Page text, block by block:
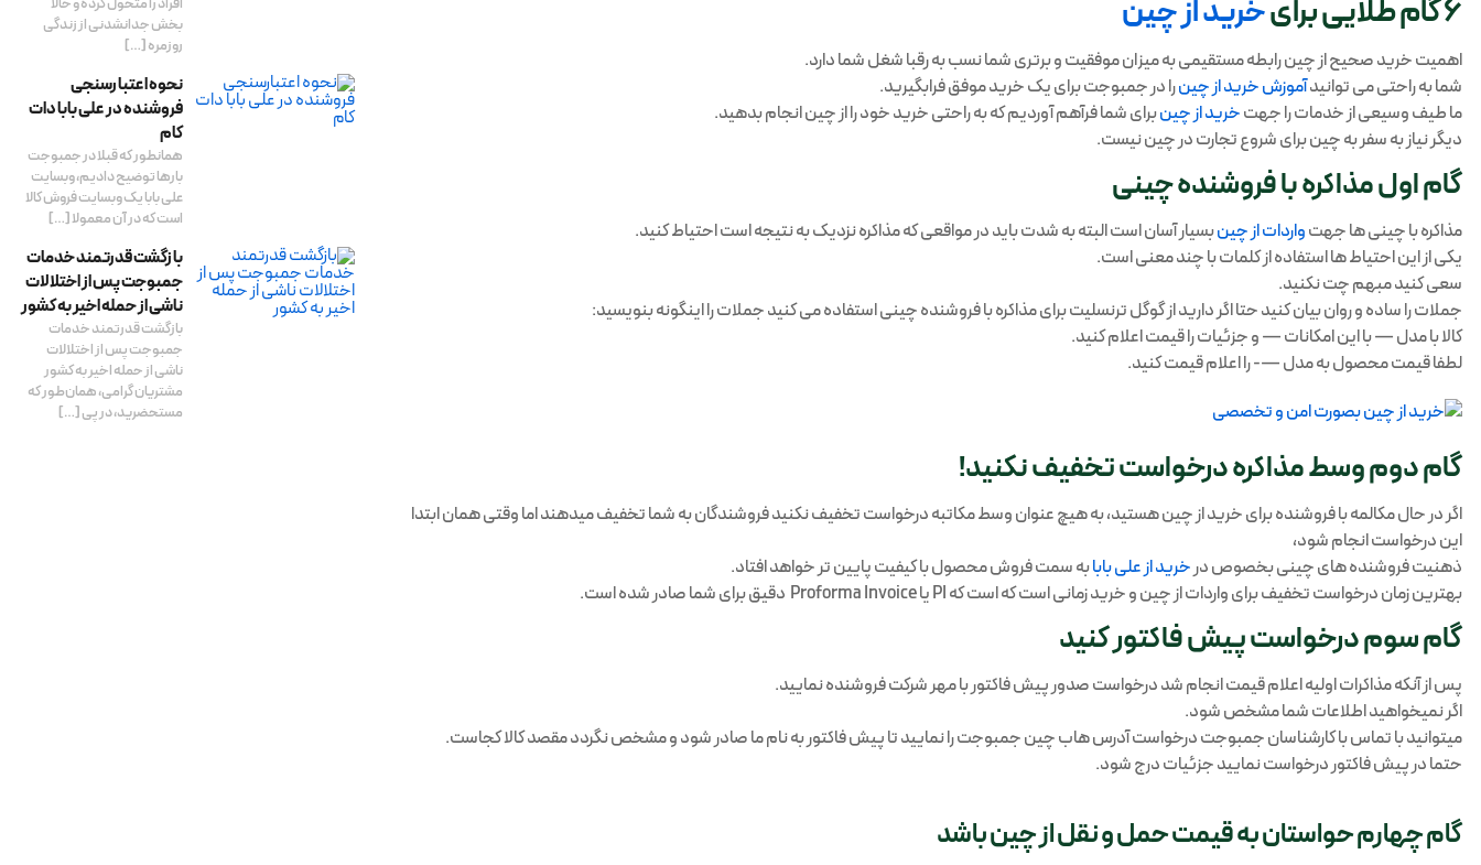
6 گام طلایی برای خرید از چین
اهمیت خرید صحیح از چین رابطه مستقیمی به میزان موفقیت و برتری شما نسب به رقبا شغل شما دارد.
شما به راحتی می توانیدآموزش خرید از چینرا در جمبوجت برای یک خرید موفق فرابگیرید.
ما طیف وسیعی از خدمات را جهتخرید از چینبرای شما فرآهم آوردیم که به راحتی خرید خود را از چین انجام بدهید.
دیگر نیاز به سفر به چین برای شروع تجارت در چین نیست.
گام اول مذاکره با فروشنده چینی
مذاکره با چینی ها جهتواردات از چینبسیار آسان است البته به شدت باید در مواقعی که مذاکره نزدیک به نتیجه است احتیاط کنید.
یکی از این احتیاط ها استفاده از کلمات با چند معنی است.
سعی کنید مبهم چت نکنید.
جملات را ساده و روان بیان کنید حتا اگر دارید از گوگل ترنسلیت برای مذاکره با فروشنده چینی استفاده می کنید جملات را اینگونه بنویسید:
کالا با مدل — با این امکانات — و جزئیات را قیمت اعلام کنید.
لطفا قیمت محصول به مدل —- را اعلام قیمت کنید.
گام دوم وسط مذاکره درخواست تخفیف نکنید!
اگر در حال مکالمه با فروشنده برای خرید از چین هستید، به هیچ عنوان وسط مکاتبه درخواست تخفیف نکنید فروشندگان به شما تخفیف میدهند اما وقتی همان ابتدا
این درخواست انجام شود،
ذهنیت فروشنده های چینی بخصوص درخرید از علی بابابه سمت فروش محصول با کیفیت پایین تر خواهد افتاد.
بهترین زمان درخواست تخفیف برای واردات از چین و خرید زمانی است که است که PI یا Proforma Invoice دقیق برای شما صادر شده است.
گام سوم درخواست پیش فاکتور کنید
پس از آنکه مذاکرات اولیه اعلام قیمت انجام شد درخواست صدور پیش فاکتور با مهر شرکت فروشنده نمایید.
اگر نمیخواهید اطلاعات شما مشخص شود.
میتوانید با تماس با کارشناسان جمبوجت درخواست آدرس هاب چین جمبوجت را نمایید تا پیش فاکتور به نام ما صادر شود و مشخص نگردد مقصد کالا کجاست.
حتما در پیش فاکتور درخواست نمایید جزئیات درج شود.
گام چهارم حواستان به قیمت حمل و نقل از چین باشد
افراد را متحول کرده و حالا
بخش جدانشدنی از زندگی
روزمره […]
نحوه اعتبارسنجی
فروشنده در علی بابا دات
کام
همانطور که قبلا در جمبوجت
بارها توضیح دادیم، وبسایت
علی بابا یک وبسایت فروش کالا
است که در آن معمولا […]
بازگشت قدرتمند خدمات
جمبوجت پس از اختلالات
ناشی از حمله اخیر به کشور
بازگشت قدرتمند خدمات
جمبوجت پس از اختلالات
ناشی از حمله اخیر به کشور
مشتریان گرامی، همان‌طور که
مستحضرید، در پی […]